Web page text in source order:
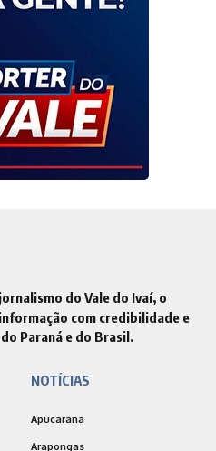
do Vale do Ivaí, o
com credibilidade e
Paraná e do Brasil.
NOTÍCIAS
Apucarana
Arapongas